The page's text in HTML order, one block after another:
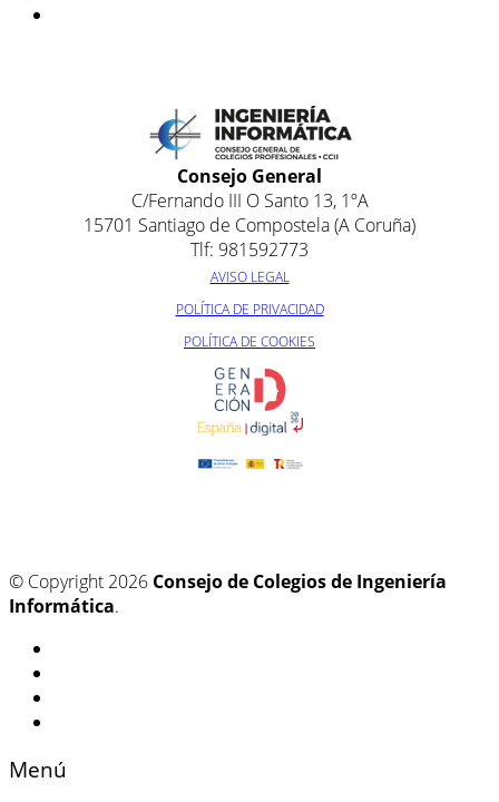
Consejo General
C/Fernando III O Santo 13, 1ºA
15701 Santiago de Compostela (A Coruña)
Tlf: 981592773
AVISO LEGAL
POLÍTICA DE PRIVACIDAD
POLÍTICA DE COOKIES
© Copyright 2026 Consejo de Colegios de Ingeniería
Informática.
Menú